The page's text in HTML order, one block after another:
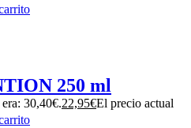
250 ml
30,40€.22,95€El precio actual